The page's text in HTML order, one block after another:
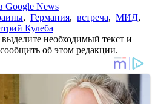
Google News
, Германия, встреча, МИД,
Кулеба
необходимый текст и
об этом редакции.